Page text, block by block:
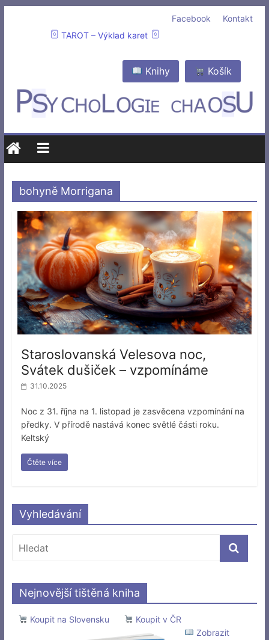
Kontakt
Facebook
TAROT – Výklad karet
Košík
Knihy
bohyně Morrigana
Staroslovanská Velesova noc,
Svátek dušiček – vzpomínáme
31.10.2025
Noc z 31. října na 1. listopad je zasvěcena vzpomínání na
předky. V přírodě nastává konec světlé části roku.
Keltský
Čtěte více
Vyhledávání
Nejnovější tištěná kniha
Koupit na Slovensku
Koupit v ČR
Zobrazit